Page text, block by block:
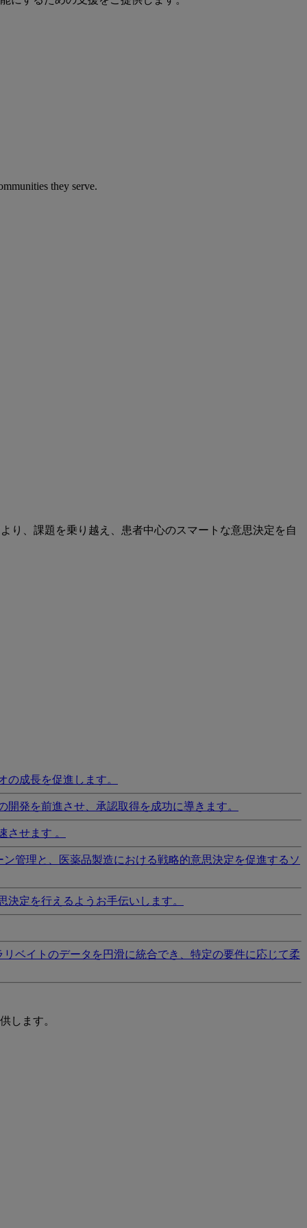
they serve.
り、課題を乗り越え、患者中心のスマートな意思決定を自
成長を促進します。
発を前進させ、承認取得を成功に導きます。
せます 。
管理と、医薬品製造における戦略的意思決定を促進するソ
定を行えるようお手伝いします。
ベイトのデータを円滑に統合でき、特定の要件に応じて柔
します。